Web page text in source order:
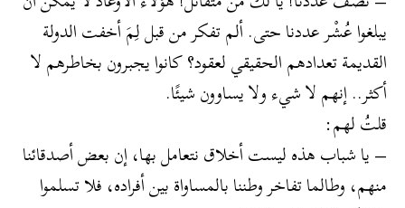
يبلغوا عُشْر عددنا حتى. ألم تفكر من قبل لِمَ أخفت الدولة
القديمة تعدادهم الحقيقي لعقود؟ كانوا يجبرون بخاطرهم لا
أكثر.. إنهم لا شيء ولا يساوون شيئًا.
قلتُ لهم:
– يا شباب هذه ليست أخلاق نتعامل بها، إن بعض أصدقائنا
منهم، وطالما تفاخر وطننا بالمساواة بين أفراده، فلا تسلموا